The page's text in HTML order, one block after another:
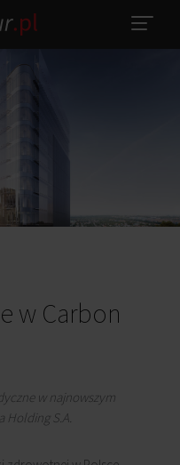
w Carbon
w najnowszym
Holding S.A.